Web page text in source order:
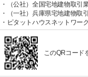
・（公社）全国宅地建物取引
・（一社）兵庫県宅地建物取
・ピタットハウスネットワー
このQRコード